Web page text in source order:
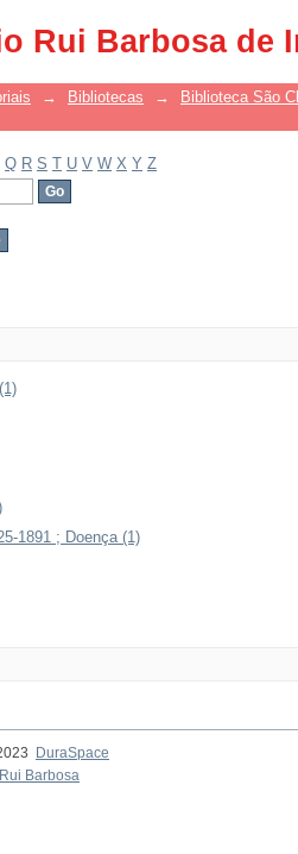
Rui Barbosa de
→ Bibliotecas →
Biblioteca São
Q R S T U V W X Y Z
1891 ; Doença (1)
DuraSpace
Barbosa